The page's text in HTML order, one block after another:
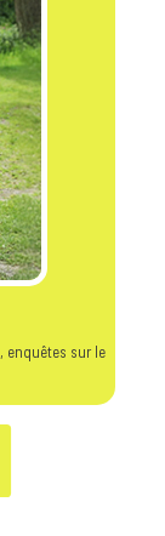
enquêtes sur le